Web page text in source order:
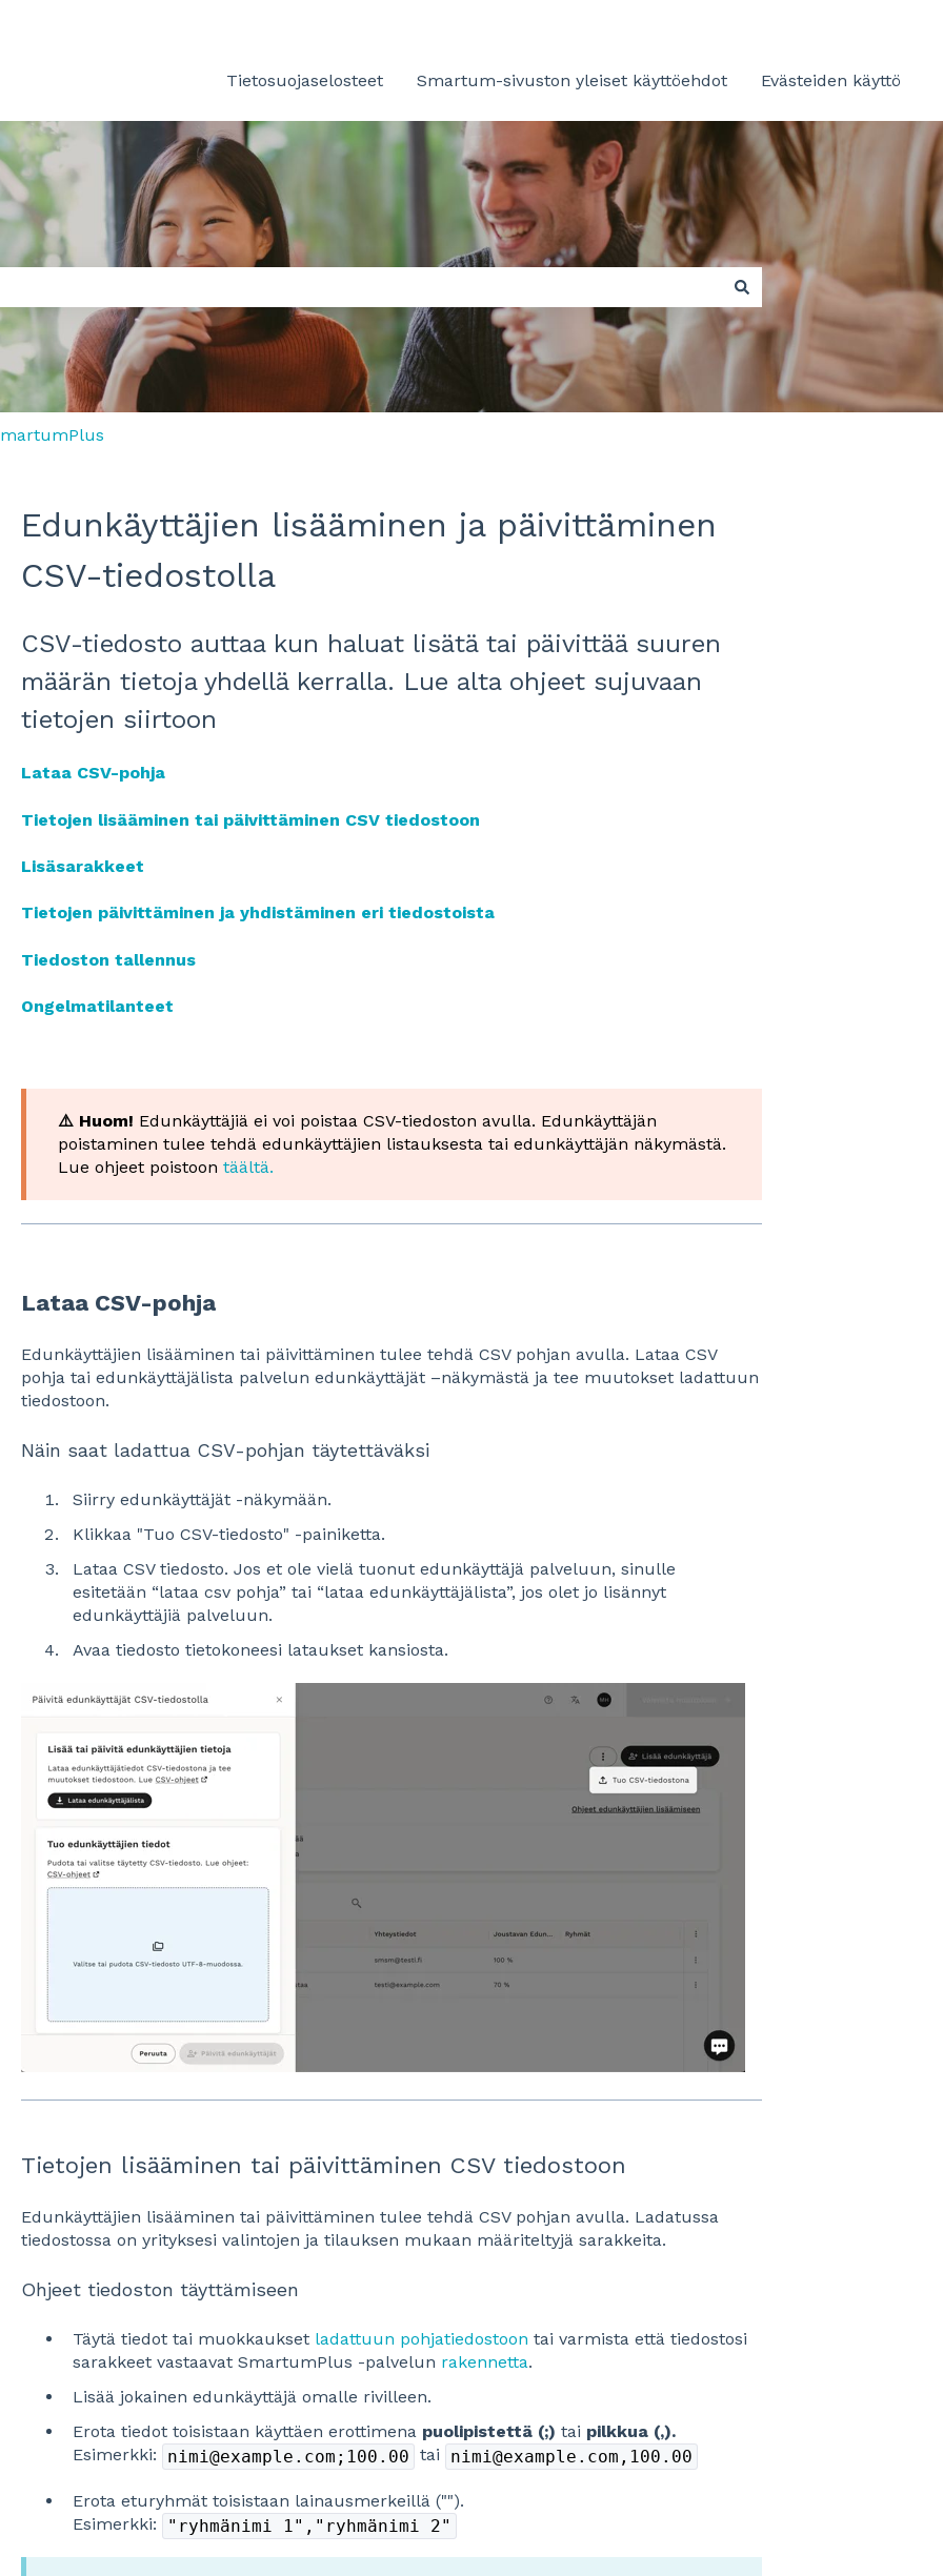
Tietosuojaselosteet Smartum-sivuston yleiset käyttöehdot Evästeiden käyttö
on tyhjä.
Edunkäyttäjien lisääminen ja päivittäminen
CSV-tiedostolla
CSV-tiedosto auttaa kun haluat lisätä tai päivittää suuren
määrän tietoja yhdellä kerralla. Lue alta ohjeet sujuvaan
tietojen siirtoon
Lataa CSV-pohja
Tietojen lisääminen tai päivittäminen CSV tiedostoon
Lisäsarakkeet
Tietojen päivittäminen ja yhdistäminen eri tiedostoista
Tiedoston tallennus
Ongelmatilanteet
⚠️ Huom! Edunkäyttäjiä ei voi poistaa CSV-tiedoston avulla. Edunkäyttäjän
poistaminen tulee tehdä edunkäyttäjien listauksesta tai edunkäyttäjän näkymästä.
Lue ohjeet poistoon täältä.
Lataa CSV-pohja
Edunkäyttäjien lisääminen tai päivittäminen tulee tehdä CSV pohjan avulla. Lataa CSV
pohja tai edunkäyttäjälista palvelun edunkäyttäjät –näkymästä ja tee muutokset ladattuun
tiedostoon.
Näin saat ladattua CSV-pohjan täytettäväksi
Siirry edunkäyttäjät -näkymään.
Klikkaa "Tuo CSV-tiedosto" -painiketta.
Lataa CSV tiedosto. Jos et ole vielä tuonut edunkäyttäjä palveluun, sinulle
esitetään “lataa csv pohja” tai “lataa edunkäyttäjälista”, jos olet jo lisännyt
edunkäyttäjiä palveluun.
Avaa tiedosto tietokoneesi lataukset kansiosta.
Tietojen lisääminen tai päivittäminen CSV tiedostoon
Edunkäyttäjien lisääminen tai päivittäminen tulee tehdä CSV pohjan avulla. Ladatussa
tiedostossa on yrityksesi valintojen ja tilauksen mukaan määriteltyjä sarakkeita.
Ohjeet tiedoston täyttämiseen
Täytä tiedot tai muokkaukset ladattuun pohjatiedostoon tai varmista että tiedostosi
sarakkeet vastaavat SmartumPlus -palvelun rakennetta.
Lisää jokainen edunkäyttäjä omalle rivilleen.
Erota tiedot toisistaan käyttäen erottimena puolipistettä (;) tai pilkkua (,).
Esimerkki:
nimi@example.com;100.00 tai nimi@example.com,100.00
Erota eturyhmät toisistaan lainausmerkeillä ("").
Esimerkki:
"ryhmänimi 1","ryhmänimi 2"